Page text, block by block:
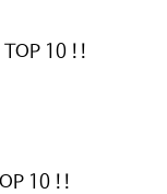
TOP 10 !!
10 !!